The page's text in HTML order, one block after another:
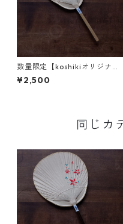
数量限定【koshikiオリジナ
ル】うちわ(小) -あやめ-
¥2,500
同じカ